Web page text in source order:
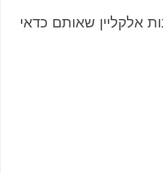
אלקליין שאותם כדאי